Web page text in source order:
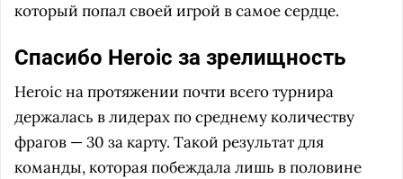
который попал своей игрой в самое сердце.
Спасибо Heroic за зрелищность
Heroic на протяжении почти всего турнира
держалась в лидерах по среднему количеству
фрагов — 30 за карту. Такой результат для
команды, которая побеждала лишь в половине